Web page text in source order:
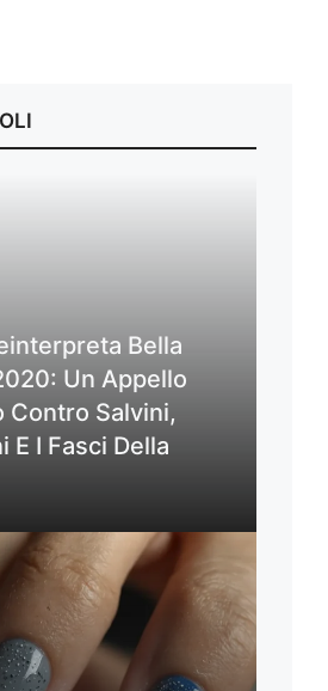
Bella
Un Appello
Contro Salvini,
E I Fasci Della